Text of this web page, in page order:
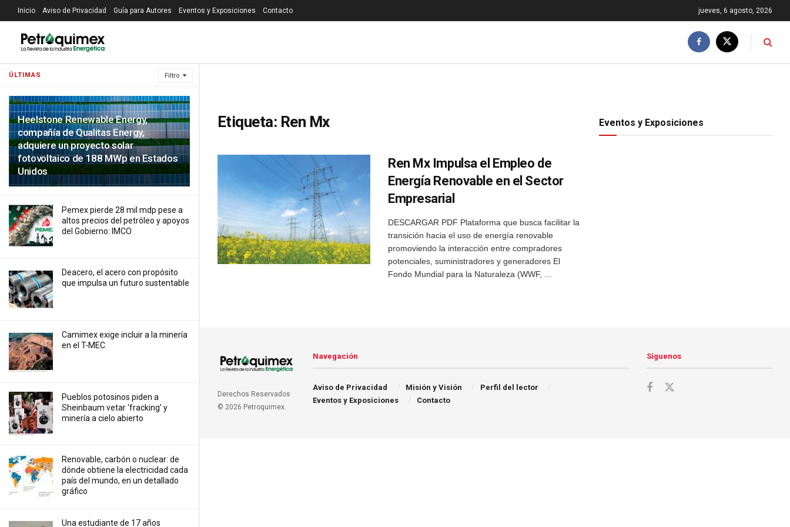
ÚLTIMAS Filtro
Heelstone Renewable Energy,
compañía de Qualitas Energy,
adquiere un proyecto solar
fotovoltaico de 188 MWp en Estados
Unidos
Pemex pierde 28 mil mdp pese a
altos precios del petróleo y apoyos
del Gobierno: IMCO
Deacero, el acero con propósito
que impulsa un futuro sustentable
Camimex exige incluir a la minería
en el T-MEC
Pueblos potosinos piden a
Sheinbaum vetar ‘fracking’ y
minería a cielo abierto
Renovable, carbón o nuclear: de
dónde obtiene la electricidad cada
país del mundo, en un detallado
gráfico
Una estudiante de 17 años
Inicio Aviso de Privacidad Guía para Autores Eventos y Exposiciones Contacto jueves, 6 agosto, 2026
Etiqueta: Ren Mx
Ren Mx Impulsa el Empleo de
Energía Renovable en el Sector
Empresarial
DESCARGAR PDF Plataforma que busca facilitar la
transición hacia el uso de energía renovable
promoviendo la interacción entre compradores
potenciales, suministradores y generadores El
Fondo Mundial para la Naturaleza (WWF, ...
Eventos y Exposiciones
Derechos Reservados
© 2026 Petroquimex.
Navegación
Aviso de Privacidad Misión y Visión
Perfil del lector
Eventos y Exposiciones
Contacto
Síguenos